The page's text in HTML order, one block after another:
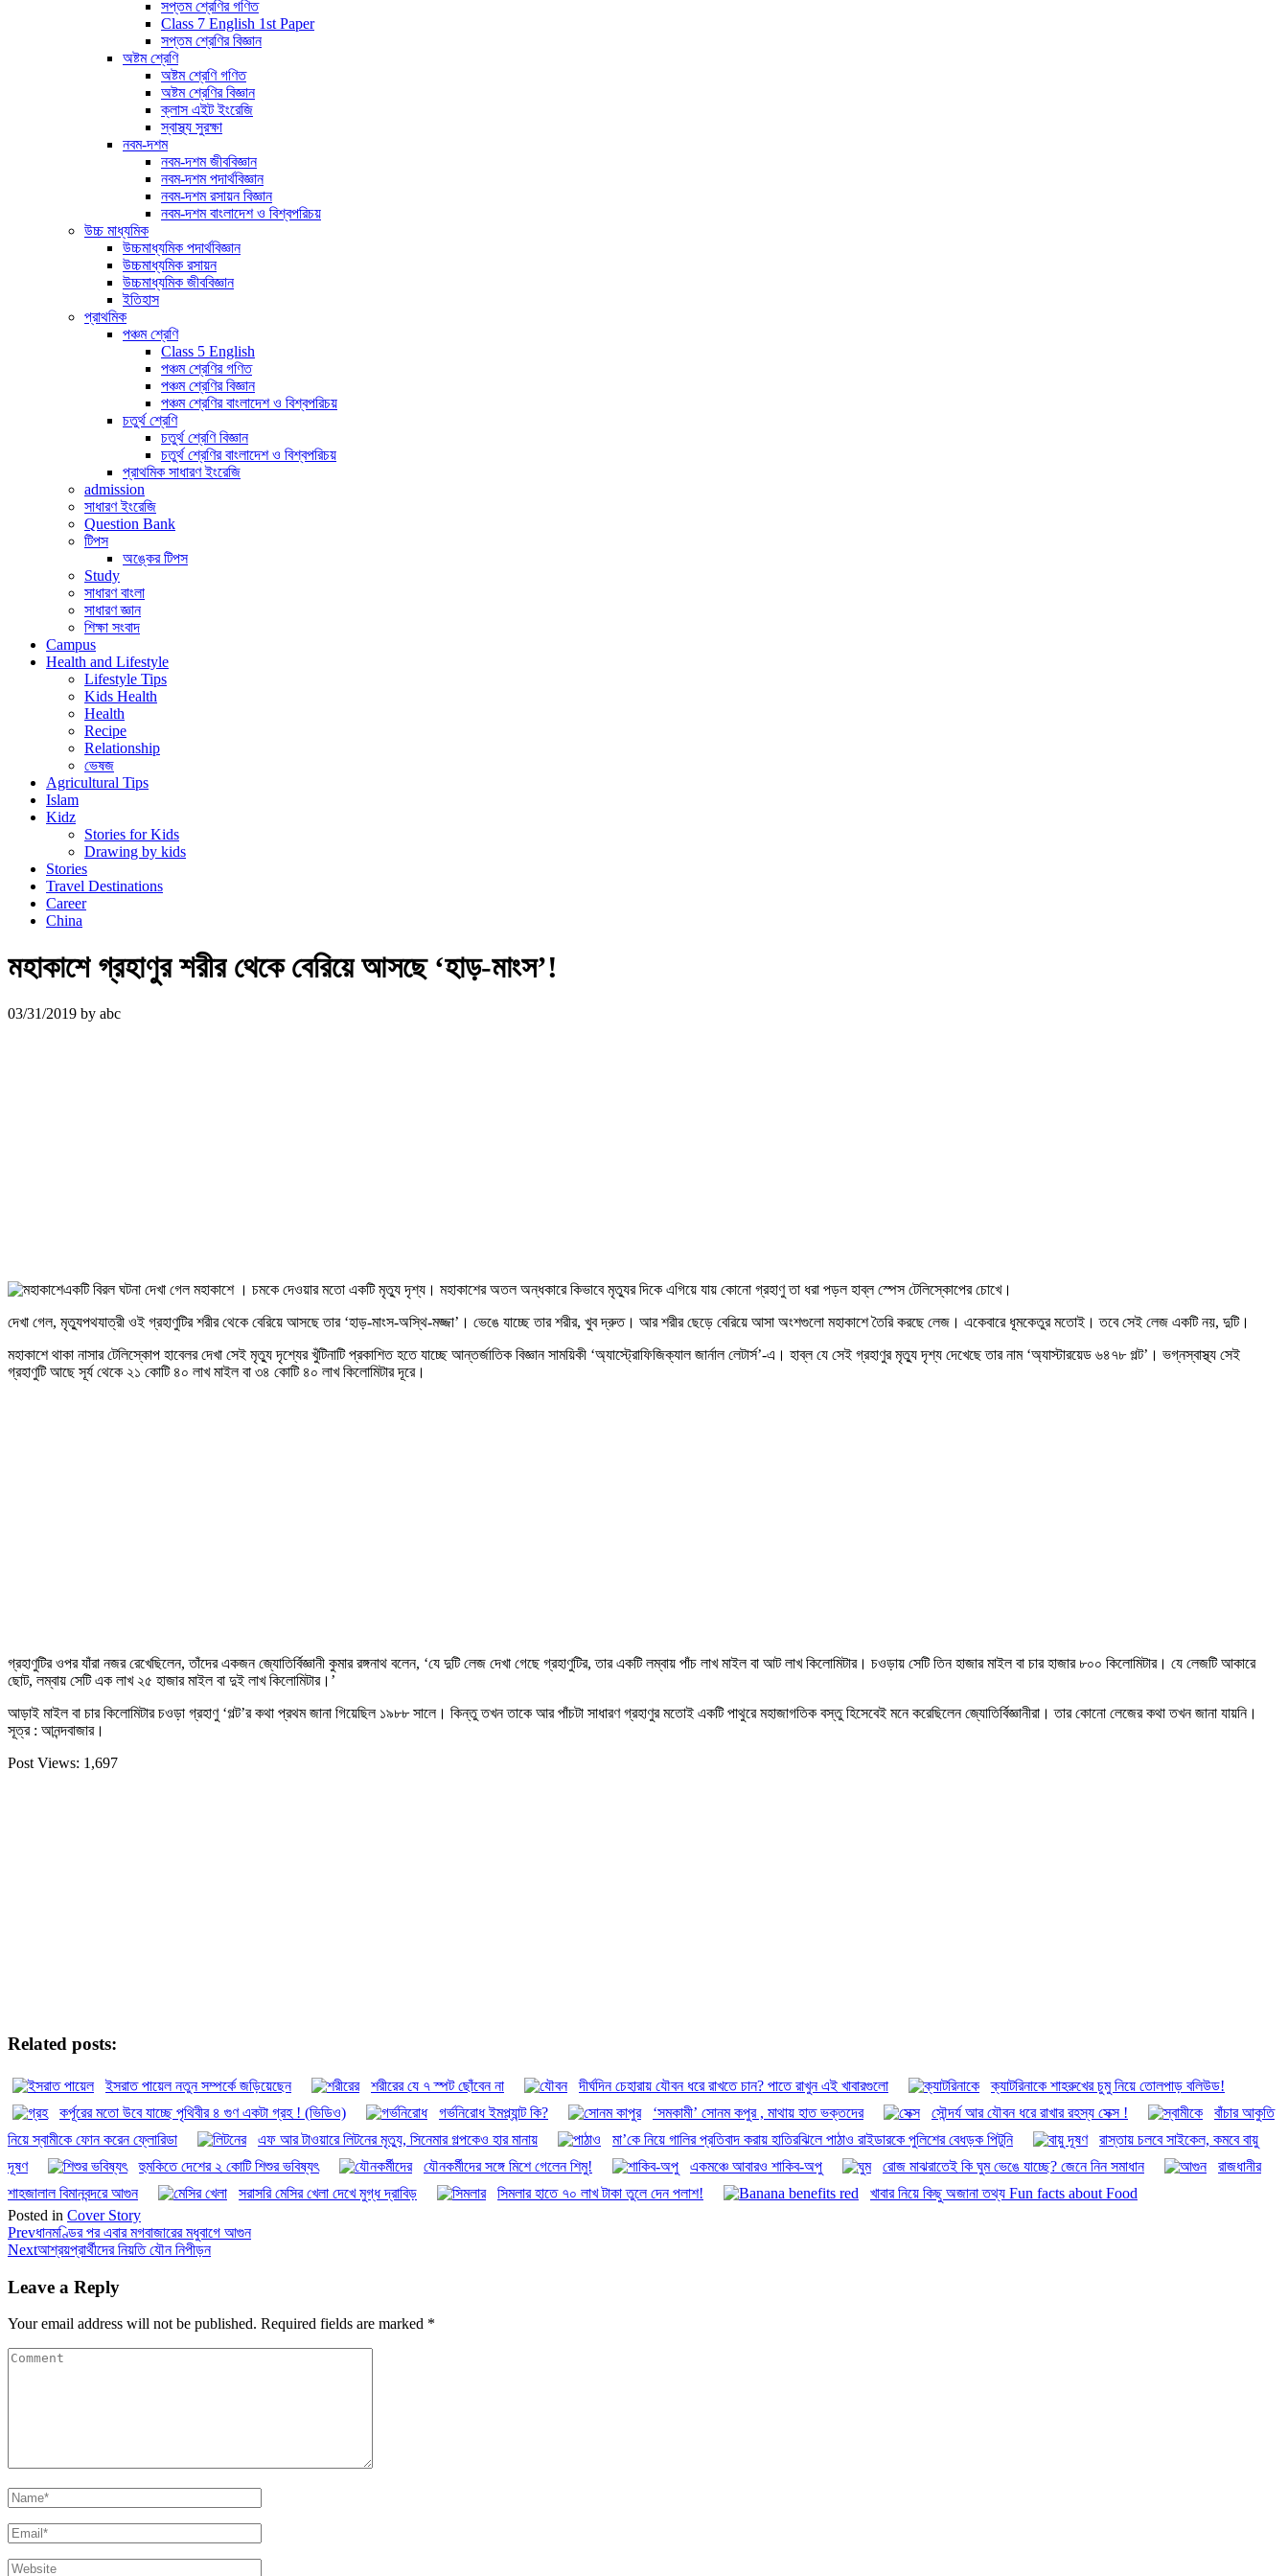
সপ্তম শ্রেণির গণিত
Class 7 English 1st Paper
সপ্তম শ্রেণির বিজ্ঞান
অষ্টম শ্রেণি
অষ্টম শ্রেণি গণিত
অষ্টম শ্রেণির বিজ্ঞান
ক্লাস এইট ইংরেজি
স্বাস্থ্য সুরক্ষা
নবম-দশম
নবম-দশম জীববিজ্ঞান
নবম-দশম পদার্থবিজ্ঞান
নবম-দশম রসায়ন বিজ্ঞান
নবম-দশম বাংলাদেশ ও বিশ্বপরিচয়
উচ্চ মাধ্যমিক
উচ্চমাধ্যমিক পদার্থবিজ্ঞান
উচ্চমাধ্যমিক রসায়ন
উচ্চমাধ্যমিক জীববিজ্ঞান
ইতিহাস
প্রাথমিক
পঞ্চম শ্রেণি
Class 5 English
পঞ্চম শ্রেণির গণিত
পঞ্চম শ্রেণির বিজ্ঞান
পঞ্চম শ্রেণির বাংলাদেশ ও বিশ্বপরিচয়
চতুর্থ শ্রেণি
চতুর্থ শ্রেণি বিজ্ঞান
চতুর্থ শ্রেণির বাংলাদেশ ও বিশ্বপরিচয়
প্রাথমিক সাধারণ ইংরেজি
admission
সাধারণ ইংরেজি
Question Bank
টিপস
অঙ্কের টিপস
Study
সাধারণ বাংলা
সাধারণ জ্ঞান
শিক্ষা সংবাদ
Campus
Health and Lifestyle
Lifestyle Tips
Kids Health
Health
Recipe
Relationship
ভেষজ
Agricultural Tips
Islam
Kidz
Stories for Kids
Drawing by kids
Stories
Travel Destinations
Career
China
মহাকাশে গ্রহাণুর শরীর থেকে বেরিয়ে আসছে ‘হাড়-মাংস’!
03/31/2019 by abc
একটি বিরল ঘটনা দেখা গেল মহাকাশে । চমকে দেওয়ার মতো একটি মৃত্যু দৃশ্য। মহাকাশের অতল অন্ধকারে কিভাবে মৃত্যুর দিকে এগিয়ে যায় কোনো গ্রহাণু তা ধরা পড়ল হাব্ল স্পেস টেলিস্কোপের চোখে।
দেখা গেল, মৃত্যুপথযাত্রী ওই গ্রহাণুটির শরীর থেকে বেরিয়ে আসছে তার ‘হাড়-মাংস-অস্থি-মজ্জা’। ভেঙে যাচ্ছে তার শরীর, খুব দ্রুত। আর শরীর ছেড়ে বেরিয়ে আসা অংশগুলো মহাকাশে তৈরি করছে লেজ। একেবারে ধূমকেতুর মতোই। তবে সেই লেজ একটি নয়, দুটি।
মহাকাশে থাকা নাসার টেলিস্কোপ হাবেলর দেখা সেই মৃত্যু দৃশ্যের খুঁটিনাটি প্রকাশিত হতে যাচ্ছে আন্তর্জাতিক বিজ্ঞান সাময়িকী ‘অ্যাস্ট্রোফিজিক্যাল জার্নাল লেটার্স’-এ। হাব্ল যে সেই গ্রহাণুর মৃত্যু দৃশ্য দেখেছে তার নাম ‘অ্যাস্টারয়েড ৬৪৭৮ গল্ট’। ভগ্নস্বাস্থ্য সেই
গ্রহাণুটি আছে সূর্য থেকে ২১ কোটি ৪০ লাখ মাইল বা ৩৪ কোটি ৪০ লাখ কিলোমিটার দূরে।
গ্রহাণুটির ওপর যাঁরা নজর রেখেছিলেন, তাঁদের একজন জ্যোতির্বিজ্ঞানী কুমার রঙ্গনাথ বলেন, ‘যে দুটি লেজ দেখা গেছে গ্রহাণুটির, তার একটি লম্বায় পাঁচ লাখ মাইল বা আট লাখ কিলোমিটার। চওড়ায় সেটি তিন হাজার মাইল বা চার হাজার ৮০০ কিলোমিটার। যে লেজটি আকারে
ছোট, লম্বায় সেটি এক লাখ ২৫ হাজার মাইল বা দুই লাখ কিলোমিটার।’
আড়াই মাইল বা চার কিলোমিটার চওড়া গ্রহাণু ‘গল্ট’র কথা প্রথম জানা গিয়েছিল ১৯৮৮ সালে। কিন্তু তখন তাকে আর পাঁচটা সাধারণ গ্রহাণুর মতোই একটি পাথুরে মহাজাগতিক বস্তু হিসেবেই মনে করেছিলেন জ্যোতির্বিজ্ঞানীরা। তার কোনো লেজের কথা তখন জানা যায়নি।
সূত্র : আনন্দবাজার।
Post Views: 1,697
Related posts:
ইসরাত পায়েল নতুন সম্পর্কে জড়িয়েছেন শরীরের যে ৭ স্পট ছোঁবেন না দীর্ঘদিন চেহারায় যৌবন ধরে রাখতে চান? পাতে রাখুন এই খাবারগুলো
ক্যাটরিনাকে শাহরুখের চুমু নিয়ে তোলপাড় বলিউড!
কর্পূরের মতো উবে যাচ্ছে পৃথিবীর ৪ গুণ একটা গ্রহ ! (ভিডিও)
গর্ভনিরোধ ইমপ্ল্যান্ট কি? ‘সমকামী’ সোনম কপুর , মাথায় হাত ভক্তদের সৌন্দর্য আর যৌবন ধরে রাখার রহস্য সেক্স !
বাঁচার আকুতি
নিয়ে স্বামীকে ফোন করেন ফ্লোরিডা
এফ আর টাওয়ারে লিটনের মৃত্যু, সিনেমার গল্পকেও হার মানায় মা’কে নিয়ে গালির প্রতিবাদ করায় হাতিরঝিলে পাঠাও রাইডারকে পুলিশের বেধড়ক পিটুনি
রাস্তায় চলবে সাইকেল, কমবে বায়ু
দূষণ
হুমকিতে দেশের ২ কোটি শিশুর ভবিষ্যৎ যৌনকর্মীদের সঙ্গে মিশে গেলেন শিমু! একমঞ্চে আবারও শাকিব-অপু রোজ মাঝরাতেই কি ঘুম ভেঙে যাচ্ছে? জেনে নিন সমাধান
রাজধানীর
শাহজালাল বিমানবন্দরে আগুন
সরাসরি মেসির খেলা দেখে মুগ্ধ দ্রাবিড় সিমলার হাতে ৭০ লাখ টাকা তুলে দেন পলাশ!
খাবার নিয়ে কিছু অজানা তথ্য Fun facts about Food
Posted in Cover Story
Prevধানমণ্ডির পর এবার মগবাজারের মধুবাগে আগুন
Nextআশ্রয়প্রার্থীদের নিয়তি যৌন নিপীড়ন
Leave a Reply
Your email address will not be published. Required fields are marked *